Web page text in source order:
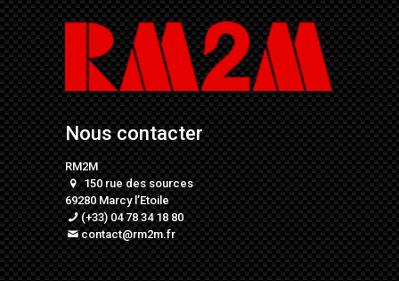
Nous contacter
RM2M
150 rue des sources
69280 Marcy l’Etoile
(+33) 04 78 34 18 80
contact@rm2m.fr